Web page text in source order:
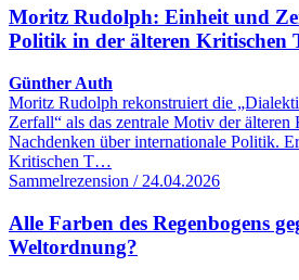
Moritz Rudolph: Einheit und
Politik in der älteren Kritischen
Günther Auth
Moritz Rudolph rekonstruiert die
Zerfall“ als das zentrale Motiv der
Nachdenken über internationale Politik.
Kritischen T…
Sammelrezension / 24.04.2026
Alle Farben des Regenbogens
Weltordnung?